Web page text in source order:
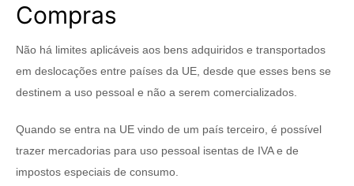
Compras
Não há limites aplicáveis aos bens adquiridos e transportados
em deslocações entre países da UE, desde que esses bens se
destinem a uso pessoal e não a serem comercializados.
Quando se entra na UE vindo de um país terceiro, é possível
trazer mercadorias para uso pessoal isentas de IVA e de
impostos especiais de consumo.